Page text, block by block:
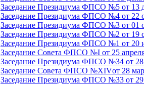
Заседание Президиума ФПСО №5 от 13
Заседание Президиума ФПСО №4 от 22
Заседание Президиума ФПСО №3 от 01
Заседание Президиума ФПСО №2 от 19
Заседание Президиума ФПСО №1 от 20
Заседание Совета ФПСО №I от 25
Заседание Президиума ФПСО №34 от 28
Заседание Совета ФПСО №XIVот 28
Заседание Президиума ФПСО №33 от 29